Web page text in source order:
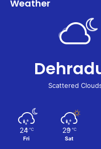
Weather
Scattered
24 ℃
Fri
29 ℃
Sat